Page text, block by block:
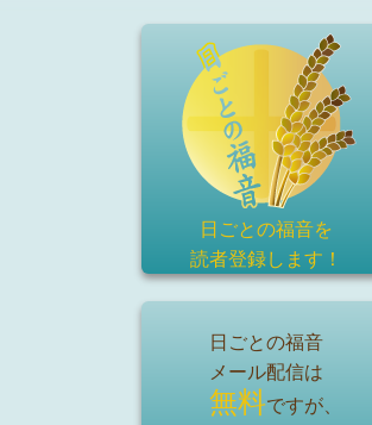
日ごとの福音を
読者登録します！
日ごとの福音
メール配信は
無料ですが、